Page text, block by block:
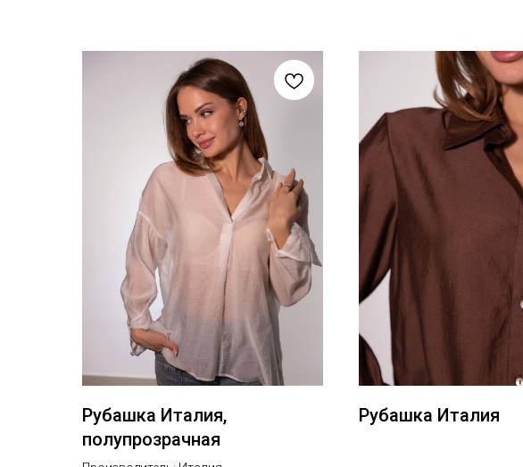
Рубашка Италия,
полупрозрачная
Рубашка Италия